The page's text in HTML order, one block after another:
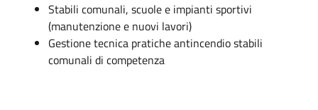
Stabili comunali, scuole e impianti sportivi
(manutenzione e nuovi lavori)
Gestione tecnica pratiche antincendio stabili
comunali di competenza